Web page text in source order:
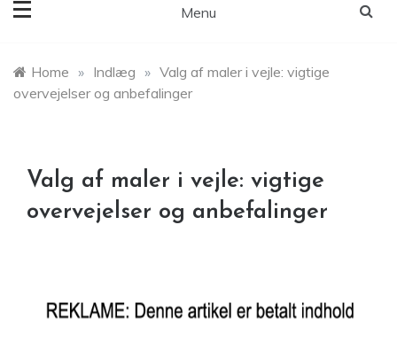
Menu
Home » Indlæg » Valg af maler i vejle: vigtige
overvejelser og anbefalinger
Valg af maler i vejle: vigtige
overvejelser og anbefalinger